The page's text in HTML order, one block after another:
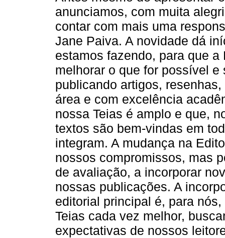
anunciamos, com muita
contar com mais uma
Jane Paiva. A novidade dá
estamos fazendo, para que
melhorar o que for possível
publicando artigos,
área e com excelência
nossa Teias é amplo e que,
textos são bem-vindas em
integram. A mudança na
nossos compromissos, mas
de avaliação, a incorporar
nossas publicações. A
editorial principal é, para
Teias cada vez melhor,
expectativas de nossos